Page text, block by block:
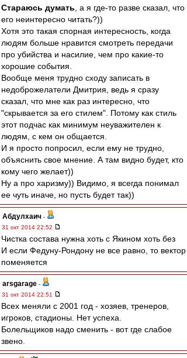
Стараюсь думать , а я где-то разве сказал, что
его неинтересно читать?))
Хотя это такая спорная интересность, когда
людям больше нравится смотреть передачи
про убийства и насилие, чем про какие-то
хорошие события.
Вообще меня трудно сходу записать в
недоброжелатели Дмитрия, ведь я сразу
сказал, что мне как раз интересно, что
"скрывается за его стилем". Потому как стиль
этот подчас как минимум неуважителен к
людям, с кем он общается.
И я просто попросил, если ему не трудно,
объяснить свое мнение. А там видно будет, кто
кому чего желает))
Ну а про харизму)) Видимо, я всегда понимал
ее чуть иначе, но пусть будет так))
Абдулхаич -
31 окт 2014 22:52
Чистка состава нужна хоть с Якином хоть без
И если Федуну-Рондону не все равно, то вектор
поменяется
arsgarage -
31 окт 2014 22:51
Всех меняли с 2001 год - хозяев, тренеров,
игроков, стадионы. Нет успеха.
Болельщиков надо сменить - вот где слабое
звено.